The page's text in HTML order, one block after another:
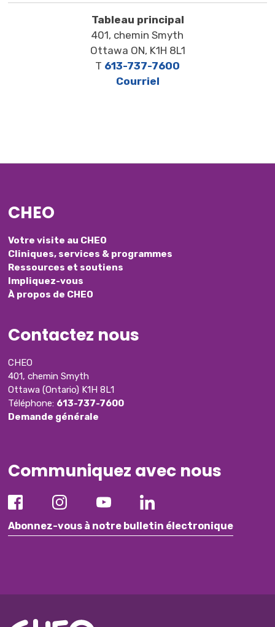
Tableau principal
401, chemin Smyth
Ottawa ON, K1H 8L1
T 613-737-7600
Courriel
CHEO
Votre visite au CHEO
Cliniques, services & programmes
Ressources et soutiens
Impliquez-vous
À propos de CHEO
Contactez nous
CHEO
401, chemin Smyth
Ottawa (Ontario) K1H 8L1
Téléphone: 613-737-7600
Demande générale
Communiquez avec nous
Abonnez-vous à notre bulletin électronique